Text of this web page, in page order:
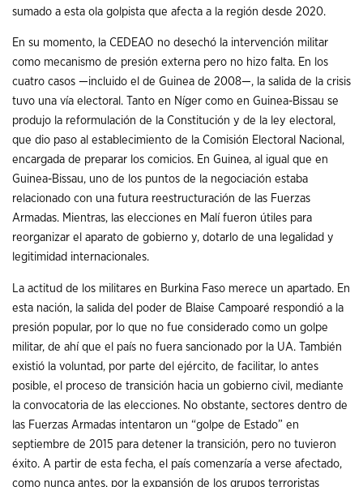
sumado a esta ola golpista que afecta a la región desde 2020.
En su momento, la CEDEAO no desechó la intervención militar
como mecanismo de presión externa pero no hizo falta. En los
cuatro casos —incluido el de Guinea de 2008—, la salida de la crisis
tuvo una vía electoral. Tanto en Níger como en Guinea-Bissau se
produjo la reformulación de la Constitución y de la ley electoral,
que dio paso al establecimiento de la Comisión Electoral Nacional,
encargada de preparar los comicios. En Guinea, al igual que en
Guinea-Bissau, uno de los puntos de la negociación estaba
relacionado con una futura reestructuración de las Fuerzas
Armadas. Mientras, las elecciones en Malí fueron útiles para
reorganizar el aparato de gobierno y, dotarlo de una legalidad y
legitimidad internacionales.
La actitud de los militares en Burkina Faso merece un apartado. En
esta nación, la salida del poder de Blaise Campoaré respondió a la
presión popular, por lo que no fue considerado como un golpe
militar, de ahí que el país no fuera sancionado por la UA. También
existió la voluntad, por parte del ejército, de facilitar, lo antes
posible, el proceso de transición hacia un gobierno civil, mediante
la convocatoria de las elecciones. No obstante, sectores dentro de
las Fuerzas Armadas intentaron un “golpe de Estado” en
septiembre de 2015 para detener la transición, pero no tuvieron
éxito. A partir de esta fecha, el país comenzaría a verse afectado,
como nunca antes, por la expansión de los grupos terroristas